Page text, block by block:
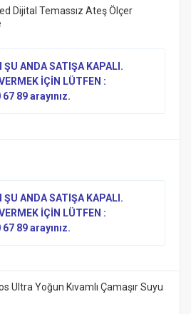
Dijital Temassız Ateş Ölçer
ŞU ANDA SATIŞA KAPALI.
İÇİN LÜTFEN :
89 arayınız.
ŞU ANDA SATIŞA KAPALI.
İÇİN LÜTFEN :
89 arayınız.
Ultra Yoğun Kıvamlı Çamaşır Suyu